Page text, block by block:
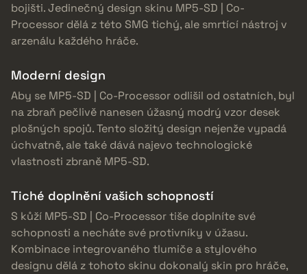
bojišti. Jedinečný design skinu MP5-SD | Co-
Processor dělá z této SMG tichý, ale smrtící nástroj v
arzenálu každého hráče.
Moderní design
Aby se MP5-SD | Co-Processor odlišil od ostatních, byl
na zbraň pečlivě nanesen úžasný modrý vzor desek
plošných spojů. Tento složitý design nejenže vypadá
úchvatně, ale také dává najevo technologické
vlastnosti zbraně MP5-SD.
Tiché doplnění vašich schopností
S kůží MP5-SD | Co-Processor tiše doplníte své
schopnosti a necháte své protivníky v úžasu.
Kombinace integrovaného tlumiče a stylového
designu dělá z tohoto skinu dokonalý skin pro hráče,